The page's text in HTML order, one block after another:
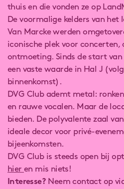
thuis en die vonden ze op
De voormalige kelders van het
Van Marcke werden
iconische plek voor concerten,
ontmoeting. Sinds de start van
een vaste waarde in Hal J
binnenkomst).
DVG Club ademt metal:
en rauwe vocalen. Maar de
bieden. De polyvalente zaal
ideale decor voor privé-
bijeenkomsten.
DVG Club is steeds open bij
hier en mis niets!
Interesse? Neem contact op